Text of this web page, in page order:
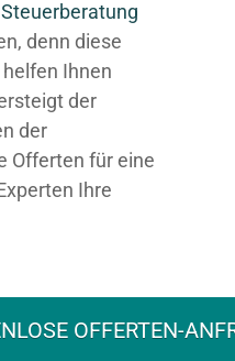
Steuerberatung
denn diese
Ihnen
der
der
Offerten für eine
Ihre
OFFERTEN-